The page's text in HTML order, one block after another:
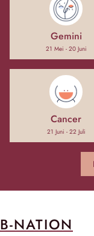
Gemini
21 Mei - 20 Juni
Cancer
21 Juni - 22 Juli
B-NATION